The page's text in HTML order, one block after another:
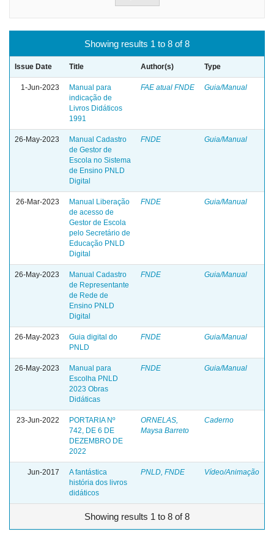
Showing results 1 to 8 of 8
Issue Date Title Author(s) Type
1-Jun-2023
Manual para
indicação de
Livros Didáticos
1991
FAE atual FNDE Guia/Manual
26-May-2023
Manual Cadastro
de Gestor de
Escola no Sistema
de Ensino PNLD
Digital
FNDE Guia/Manual
26-Mar-2023
Manual Liberação
de acesso de
Gestor de Escola
pelo Secretário de
Educação PNLD
Digital
FNDE Guia/Manual
26-May-2023
Manual Cadastro
de Representante
de Rede de
Ensino PNLD
Digital
FNDE Guia/Manual
26-May-2023
Guia digital do
PNLD
FNDE Guia/Manual
26-May-2023
Manual para
Escolha PNLD
2023 Obras
Didáticas
FNDE Guia/Manual
23-Jun-2022
PORTARIA Nº
742, DE 6 DE
DEZEMBRO DE
2022
ORNELAS,
Maysa Barreto
Caderno
Jun-2017
A fantástica
história dos livros
didáticos
PNLD, FNDE Vídeo/Animação
Showing results 1 to 8 of 8